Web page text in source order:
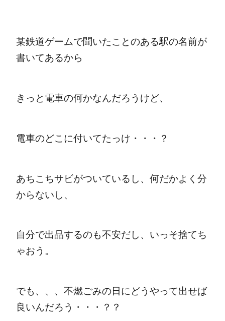
某鉄道ゲームで聞いたことのある駅の名前が
書いてあるから
きっと電車の何かなんだろうけど、
電車のどこに付いてたっけ・・・？
あちこちサビがついているし、何だかよく分
からないし、
自分で出品するのも不安だし、いっそ捨てち
ゃおう。
でも、、、不燃ごみの日にどうやって出せば
良いんだろう・・・？？